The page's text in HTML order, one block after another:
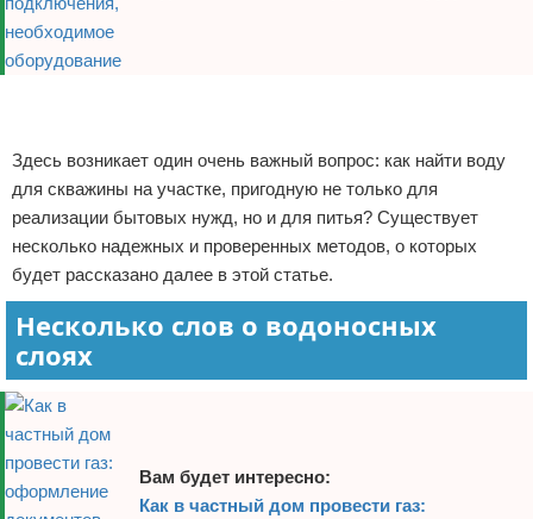
Здесь возникает один очень важный вопрос: как найти воду
для скважины на участке, пригодную не только для
реализации бытовых нужд, но и для питья? Существует
несколько надежных и проверенных методов, о которых
будет рассказано далее в этой статье.
Несколько слов о водоносных
слоях
Вам будет интересно:
Как в частный дом провести газ: